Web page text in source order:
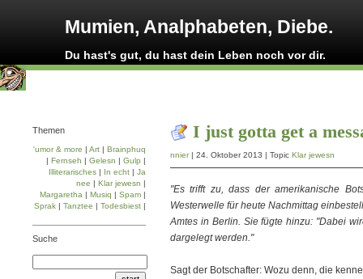
Mumien, Analphabeten, Diebe.
Du hast's gut, du hast dein Leben noch vor dir.
I just gotta get a
nnier| 24. Oktober 2013 | Topic Klar jewesn
"Es trifft zu, dass der amerikanische
Westerwelle für heute Nachmittag
Amtes in Berlin. Sie fügte hinzu: "Dabei
dargelegt werden."
Sagt der Botschafter: Wozu denn, die
Themen
'umor & more | Art | Brainphuq
| Fernseh | Gelesn | Gulp |
Illiterarisches | In echt | Ja
nee | Klar jewesn |
Margaretha | Musiq | Spam |
Sprak | Tanztee | Todesbiest |
Suche